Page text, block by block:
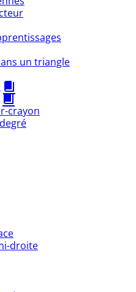
un triangle
crayon
droite